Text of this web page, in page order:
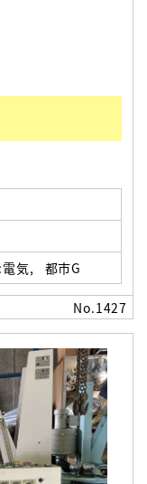
気 都市G
No.1427